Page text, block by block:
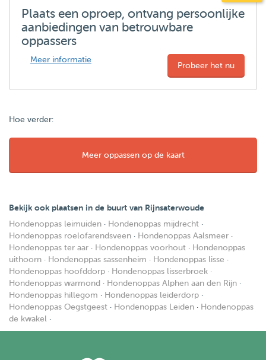
Plaats een oproep, ontvang persoonlijke
aanbiedingen van betrouwbare
oppassers
Meer informatie
Probeer het nu
Hoe verder:
Meer oppassen op de kaart
Bekijk ook plaatsen in de buurt van Rijnsaterwoude
Hondenoppas leimuiden · Hondenoppas mijdrecht ·
Hondenoppas roelofarendsveen · Hondenoppas Aalsmeer ·
Hondenoppas ter aar · Hondenoppas voorhout · Hondenoppas
uithoorn · Hondenoppas sassenheim · Hondenoppas lisse ·
Hondenoppas hoofddorp · Hondenoppas lisserbroek ·
Hondenoppas warmond · Hondenoppas Alphen aan den Rijn ·
Hondenoppas hillegom · Hondenoppas leiderdorp ·
Hondenoppas Oegstgeest · Hondenoppas Leiden · Hondenoppas
de kwakel ·